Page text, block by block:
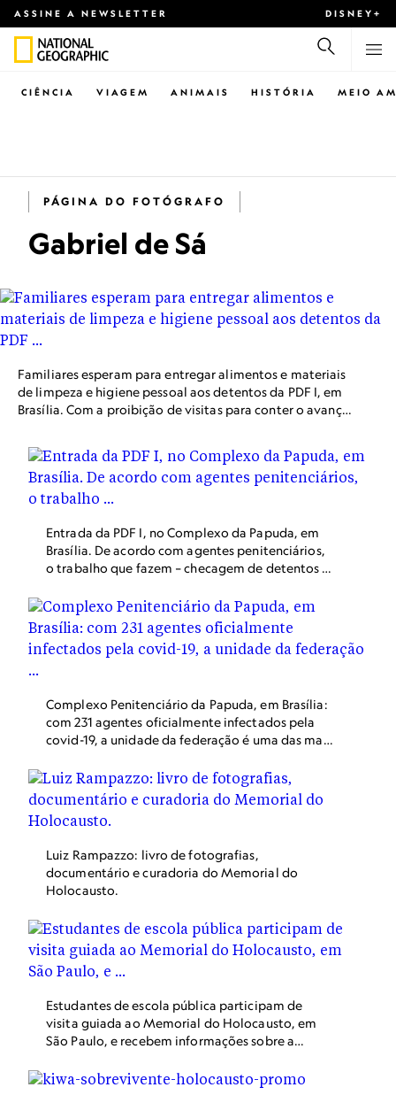
ASSINE A NEWSLETTER DISNEY+
CIÊNCIA VIAGEM ANIMAIS HISTÓRIA MEIO
PÁGINA DO FOTÓGRAFO
Gabriel de Sá
Familiares esperam para entregar alimentos e materiais
de limpeza e higiene pessoal aos detentos da PDF I, em
Brasília. Com a proibição de visitas para conter o avanço
Entrada da PDF I, no Complexo da Papuda, em
Brasília. De acordo com agentes penitenciários,
o trabalho que fazem – checagem de detentos e
vezes é coletivo e dificulta a aplicação do
distanciamento social.
Complexo Penitenciário da Papuda, em Brasília:
com 231 agentes oficialmente infectados pela
covid-19, a unidade da federação é uma das mais
responsável, o DF também é a unidade que fez
mais testes em presos e sevidores.
Luiz Rampazzo: livro de fotografias,
documentário e curadoria do Memorial do
Holocausto.
Estudantes de escola pública participam de
visita guiada ao Memorial do Holocausto, em
São Paulo, e recebem informações sobre a